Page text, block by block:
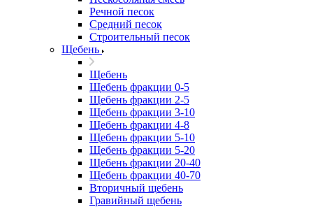
Речной песок
Средний песок
Строительный песок
Щебень
Щебень
Щебень фракции 0-5
Щебень фракции 2-5
Щебень фракции 3-10
Щебень фракции 4-8
Щебень фракции 5-10
Щебень фракции 5-20
Щебень фракции 20-40
Щебень фракции 40-70
Вторичный щебень
Гравийный щебень